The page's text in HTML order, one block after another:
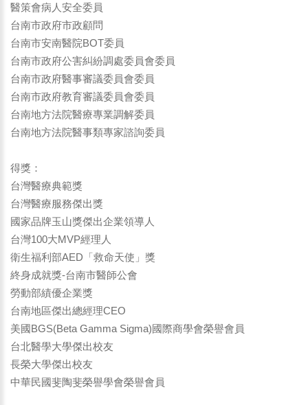
醫策會病人安全委員
台南市政府市政顧問
台南市安南醫院BOT委員
台南市政府公害糾紛調處委員會委員
台南市政府醫事審議委員會委員
台南市政府教育審議委員會委員
台南地方法院醫療專業調解委員
台南地方法院醫事類專家諮詢委員
得獎：
台灣醫療典範獎
台灣醫療服務傑出獎
國家品牌玉山獎傑出企業領導人
台灣100大MVP經理人
衛生福利部AED「救命天使」獎
終身成就獎-台南市醫師公會
勞動部績優企業獎
台南地區傑出總經理CEO
美國BGS(Beta Gamma Sigma)國際商學會榮譽會員
台北醫學大學傑出校友
長榮大學傑出校友
中華民國斐陶斐榮譽學會榮譽會員